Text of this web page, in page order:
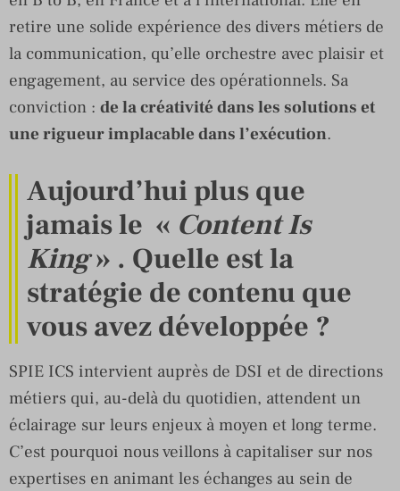
retire une solide expérience des divers métiers de
la communication, qu’elle orchestre avec plaisir et
engagement, au service des opérationnels. Sa
conviction : de la créativité dans les solutions et
une rigueur implacable dans l’exécution.
Aujourd’hui plus que
jamais le « Content Is
King» . Quelle est la
stratégie de contenu que
vous avez développée ?
SPIE ICS intervient auprès de DSI et de directions
métiers qui, au-delà du quotidien, attendent un
éclairage sur leurs enjeux à moyen et long terme.
C’est pourquoi nous veillons à capitaliser sur nos
expertises en animant les échanges au sein de